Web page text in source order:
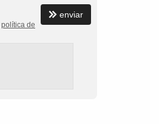
política de
enviar